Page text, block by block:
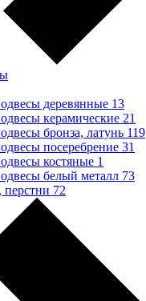
деревянные 13
керамические 21
бронза, латунь 119
посеребрение 31
костяные 1
белый металл 73
перстни 72